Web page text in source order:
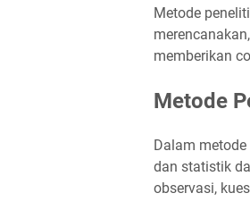
Metode
memberikan
Metode
Dalam
dan statistik
observasi,